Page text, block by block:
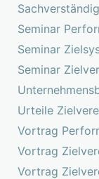
Seminar
Seminar
Seminar
Urteile
Vortrag
Vortrag
Vortrag